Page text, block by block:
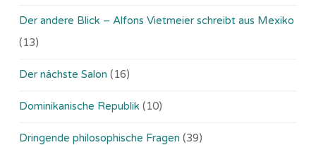
Der andere Blick – Alfons Vietmeier schreibt aus Mexiko
(13)
Der nächste Salon (16)
Dominikanische Republik (10)
Dringende philosophische Fragen (39)